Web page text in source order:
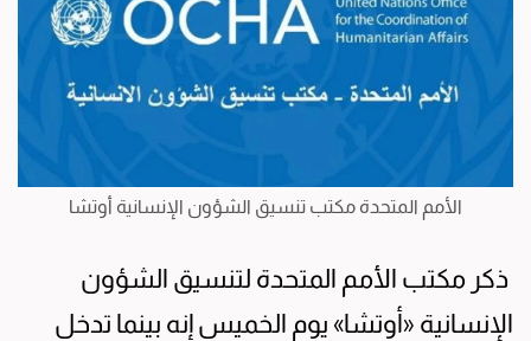
الأمم المتحدة مكتب تنسيق الشؤون الإنسانية أوتشا
ذكر مكتب الأمم المتحدة لتنسيق الشؤون
الإنسانية «أوتشا» يوم الخميس إنه بينما تدخل